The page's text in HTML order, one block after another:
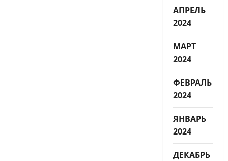
АПРЕЛЬ
2024
МАРТ
2024
ФЕВРАЛЬ
2024
ЯНВАРЬ
2024
ДЕКАБРЬ